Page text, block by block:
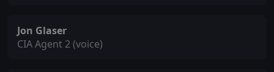
Jon Glaser
CIA Agent 2 (voice)